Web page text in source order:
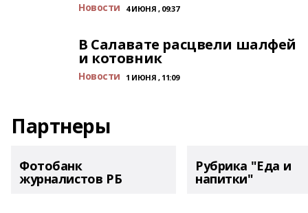
Новости 4 ИЮНЯ , 09:37
В Салавате расцвели шалфей
и котовник
Новости 1 ИЮНЯ , 11:09
Партнеры
Фотобанк
журналистов РБ
Рубрика "Еда и
напитки"